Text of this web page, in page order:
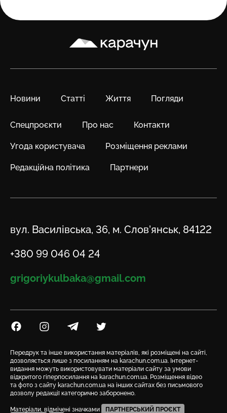
Карачун
Новини Статті Життя Погляди
Спецпроєкти Про нас Контакти
Угода користувача Розміщення реклами
Редакційна політика Партнери
Адреса
вул. Василівська, 36, м. Слов’янськ, 84122
Телефон
+380 99 046 04 24
Email
grigoriykulbaka@gmail.com
Посилання на Facebook
Посилання на Instagram
Посилання на Telegram
Посилання на Twitter
Передрук та інше використання матеріалів, які розміщені на сайті,
дозволяється лише з посиланням на karachun.com.ua. Інтернет-
видання можуть використовувати матеріали сайту за умови
відкритого гіперпосилання на karachun.com.ua. Розміщення відео
та фото з сайту karachun.com.ua на інших сайтах без письмового
дозволу редакції категорично заборонено.
Матеріали, відмічені значками ПАРТНЕРСЬКИЙ ПРОЄКТ